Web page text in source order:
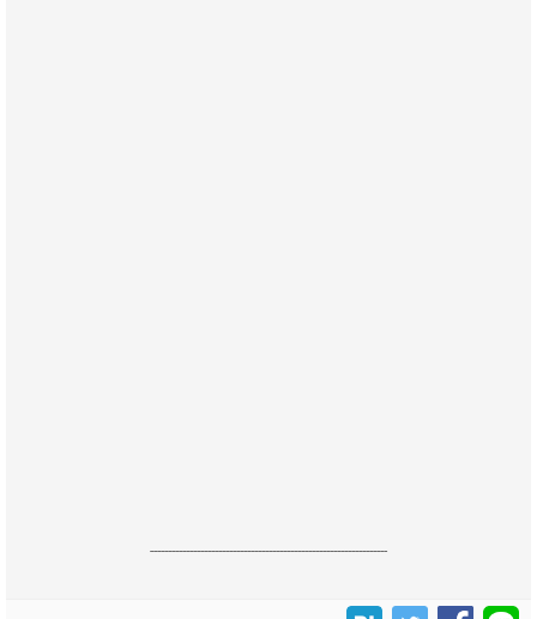
------------------------------------------------------------------